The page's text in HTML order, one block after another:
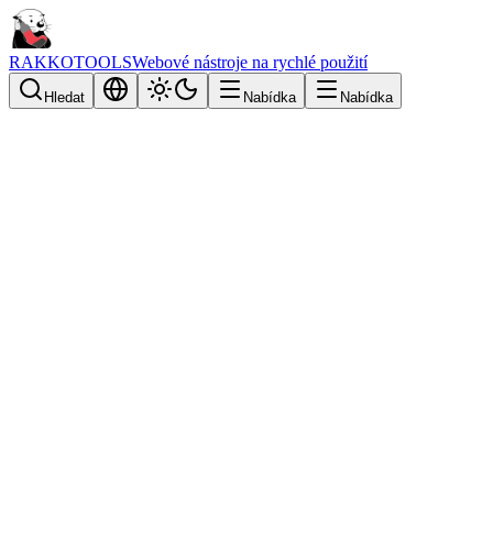
RAKKOTOOLSWebové nástroje na rychlé použití
Hledat Nabídka Nabídka